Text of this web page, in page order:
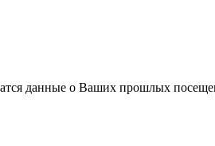
данные о Ваших прошлых